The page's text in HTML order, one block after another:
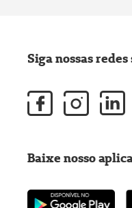
Siga nossas redes
Baixe nosso